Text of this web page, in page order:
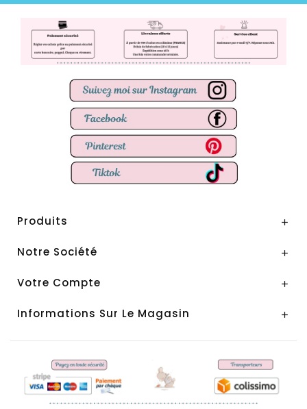
Produits 
Notre Société 
Votre Compte 
Informations Sur Le Magasin 